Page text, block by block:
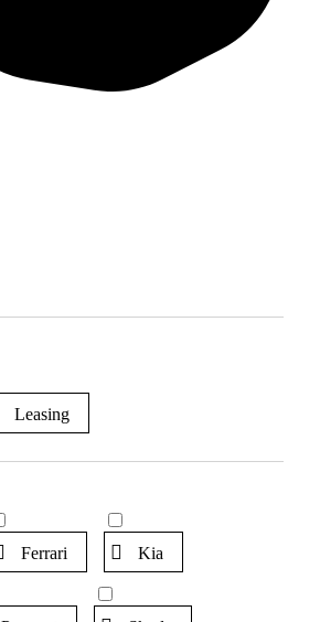
Leasing
Ferrari Kia